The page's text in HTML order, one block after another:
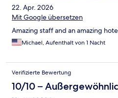
22. Apr. 2026
Mit Google übersetzen
Amazing staff and an amazing
Michael, Aufenthalt von 1 Nacht
Verifizierte Bewertung
10/10 –